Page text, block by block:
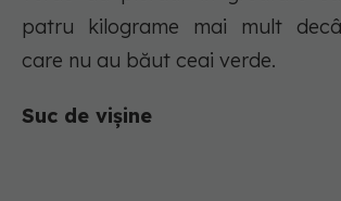
patru kilograme mai mult
care nu au băut ceai verde.
Suc de vișine